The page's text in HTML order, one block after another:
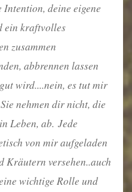
deine eigene
ein kraftvolles
zusammen
abbrennen lassen
wird....nein, es tut mir
nehmen dir nicht, die
Leben, ab. Jede
von mir aufgeladen
Kräutern versehen..auch
wichtige Rolle und